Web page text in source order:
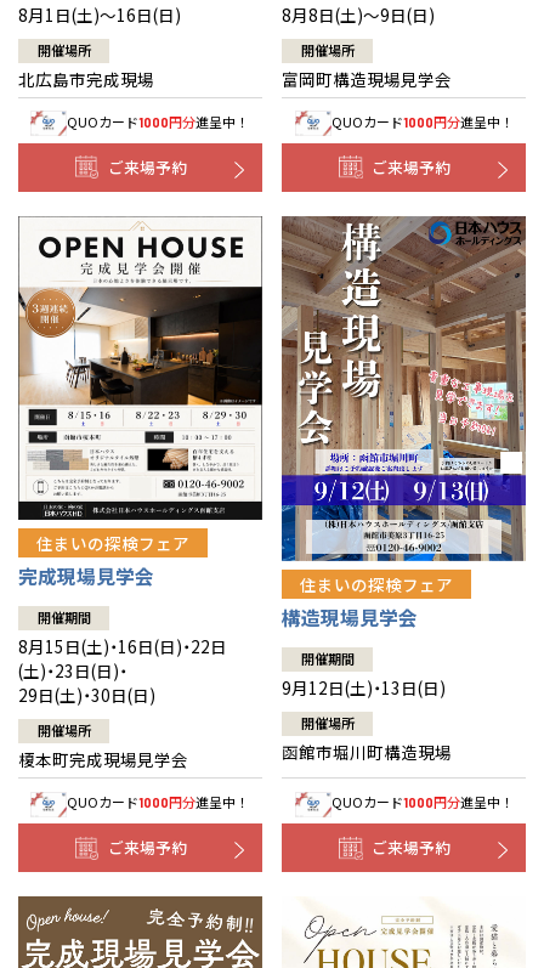
企業理念
会社概要
事業部紹介
IR情報
木材調達指針
グループ会社紹介
CMギャラリー
採用情報
8月1日(土)～16日(日)
開催場所
北広島市完成現場
QUOカード1000円分進呈中！
ご来場予約
8月8日(土)～9日(日)
開催場所
富岡町構造現場見学会
QUOカード1000円分進呈中！
ご来場予約
住まいの探検フェア
完成現場見学会
開催期間
8月15日(土)・16日(日)・22日
(土)・23日(日)・
29日(土)・30日(日)
開催場所
榎本町完成現場見学会
QUOカード1000円分進呈中！
ご来場予約
住まいの探検フェア
構造現場見学会
開催期間
9月12日(土)・13日(日)
開催場所
函館市堀川町構造現場
QUOカード1000円分進呈中！
ご来場予約